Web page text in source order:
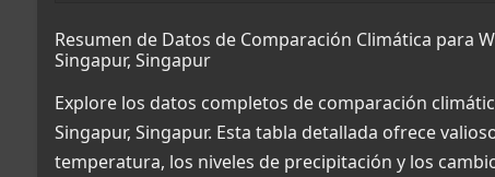
Resumen de Datos de Comparación Climática para
Singapur, Singapur
Explore los datos completos de comparación
Singapur, Singapur. Esta tabla detallada ofrece
temperatura, los niveles de precipitación y los